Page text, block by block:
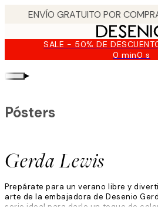
SALE - 50% DE
0 min0 s
Válido
▸
Gerda Lewis
Pósters
Prepárate para un verano libre y
arte de la embajadora de Desenio